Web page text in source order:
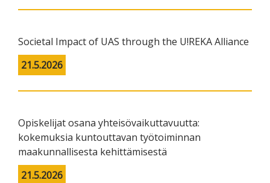
Societal Impact of UAS through the U!REKA Alliance
21.5.2026
Opiskelijat osana yhteisövaikuttavuutta:
kokemuksia kuntouttavan työtoiminnan
maakunnallisesta kehittämisestä
21.5.2026